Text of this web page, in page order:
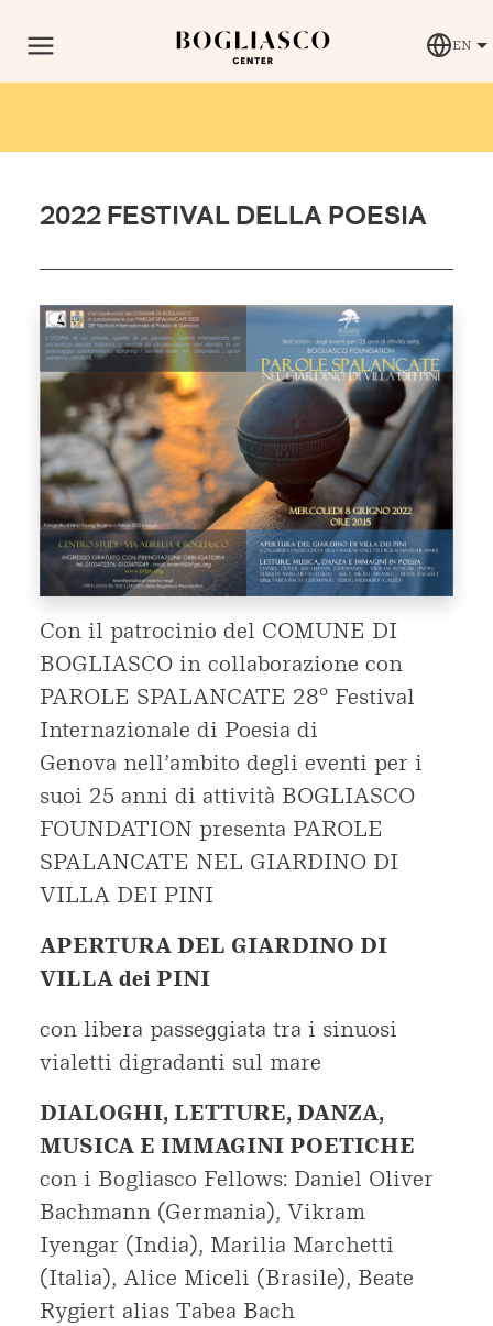
EN
2022 FESTIVAL DELLA POESIA
Con il patrocinio del COMUNE DI
BOGLIASCO in collaborazione con
PAROLE SPALANCATE 28° Festival
Internazionale di Poesia di
Genova nell’ambito degli eventi per i
suoi 25 anni di attività BOGLIASCO
FOUNDATION presenta PAROLE
SPALANCATE NEL GIARDINO DI
VILLA DEI PINI
APERTURA DEL GIARDINO DI
VILLA dei PINI
con libera passeggiata tra i sinuosi
vialetti digradanti sul mare
DIALOGHI, LETTURE, DANZA,
MUSICA E IMMAGINI POETICHE
con i Bogliasco Fellows: Daniel Oliver
Bachmann (Germania), Vikram
Iyengar (India), Marilia Marchetti
(Italia), Alice Miceli (Brasile), Beate
Rygiert alias Tabea Bach